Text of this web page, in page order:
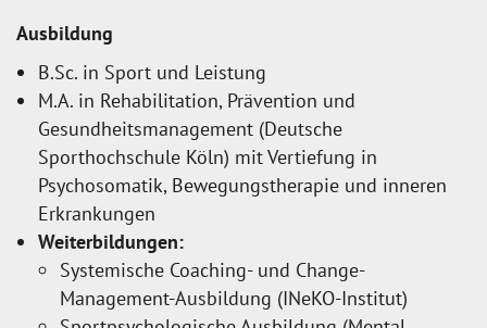
Ausbildung
B.Sc. in Sport und Leistung
M.A. in Rehabilitation, Prävention und
Gesundheitsmanagement (Deutsche
Sporthochschule Köln) mit Vertiefung in
Psychosomatik, Bewegungstherapie und inneren
Erkrankungen
Weiterbildungen:
Systemische Coaching- und Change-
Management-Ausbildung (INeKO-Institut)